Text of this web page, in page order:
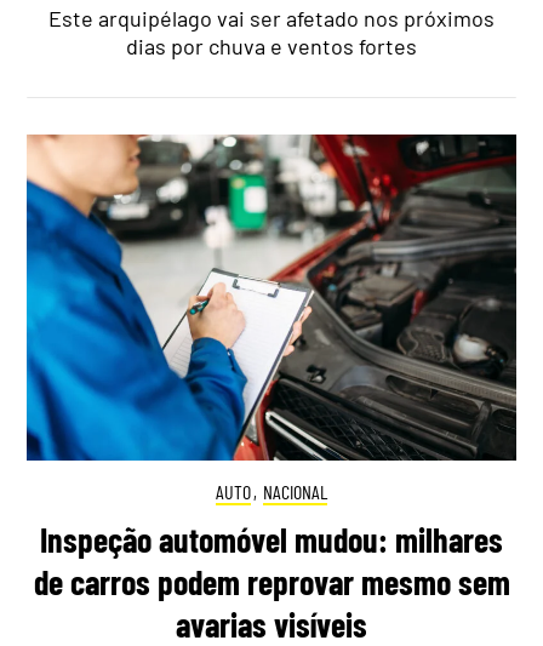
Este arquipélago vai ser afetado nos próximos
dias por chuva e ventos fortes
AUTO, NACIONAL
Inspeção automóvel mudou: milhares
de carros podem reprovar mesmo sem
avarias visíveis